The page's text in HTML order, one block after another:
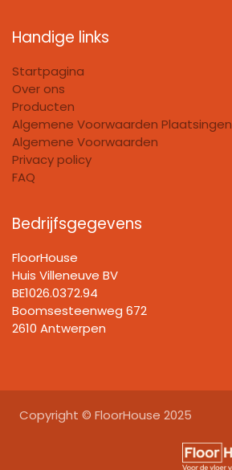
Handige links
Startpagina
Over ons
Producten
Algemene Voorwaarden Plaatsingen
Algemene Voorwaarden
Privacy policy
FAQ
Bedrijfsgegevens
FloorHouse
Huis Villeneuve BV​
BE1026.0372.94
Boomsesteenweg 672
2610 Antwerpen
Copyright © FloorHouse 2025